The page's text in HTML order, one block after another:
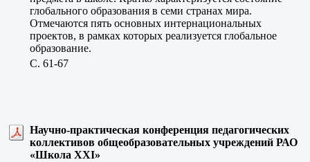
глобального образования в семи странах мира.
Отмечаются пять основных интернациональных
проектов, в рамках которых реализуется глобальное
образование.
C. 61-67
Научно-практическая конференция педагогических
коллективов общеобразовательных учреждений РАО
«Школа ХХI»